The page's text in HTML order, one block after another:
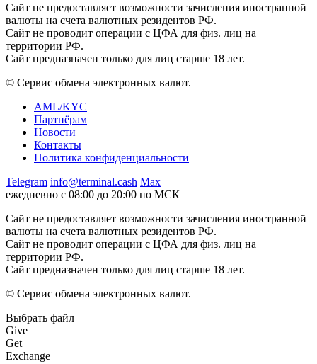
Сайт не предоставляет возможности зачисления иностранной
валюты на счета валютных резидентов РФ.
Сайт не проводит операции с ЦФА для физ. лиц на
территории РФ.
Сайт предназначен только для лиц старше 18 лет.
© Сервис обмена электронных валют.
AML/KYC
Партнёрам
Новости
Контакты
Политика конфиденциальности
Telegram info@terminal.cash Max
ежедневно с 08:00 до 20:00 по МСК
Сайт не предоставляет возможности зачисления иностранной
валюты на счета валютных резидентов РФ.
Сайт не проводит операции с ЦФА для физ. лиц на
территории РФ.
Сайт предназначен только для лиц старше 18 лет.
© Сервис обмена электронных валют.
Выбрать файл
Give
Get
Exchange